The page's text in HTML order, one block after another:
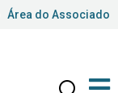
Área do Associado